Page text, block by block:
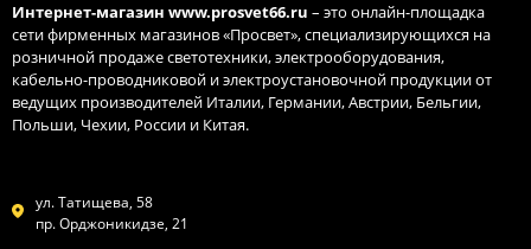
Интернет-магазин www.prosvet66.ru – это онлайн-площадка
сети фирменных магазинов «Просвет», специализирующихся на
розничной продаже светотехники, электрооборудования,
кабельно-проводниковой и электроустановочной продукции от
ведущих производителей Италии, Германии, Австрии, Бельгии,
Польши, Чехии, России и Китая.
ул. Татищева, 58
пр. Орджоникидзе, 21